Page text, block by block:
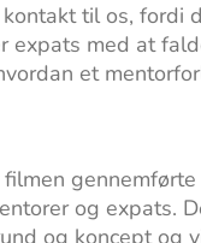
til os,
expats med at
et
og expats.
og koncept og